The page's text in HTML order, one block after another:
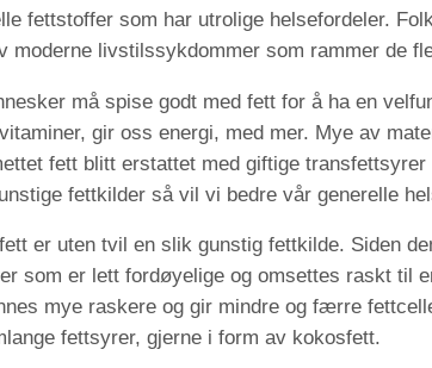
fettstoffer som har utrolige helsefordeler.
moderne livstilssykdommer som rammer de
må spise godt med fett for å ha en
gir oss energi, med mer. Mye av
fett blitt erstattet med giftige
fettkilder så vil vi bedre vår generelle
er uten tvil en slik gunstig fettkilde. Siden
som er lett fordøyelige og omsettes raskt til
mye raskere og gir mindre og færre
fettsyrer, gjerne i form av kokosfett.